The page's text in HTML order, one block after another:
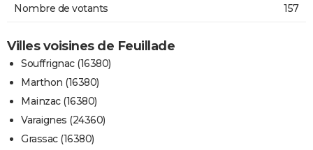
Nombre de votants 157
Villes voisines de Feuillade
Souffrignac (16380)
Marthon (16380)
Mainzac (16380)
Varaignes (24360)
Grassac (16380)